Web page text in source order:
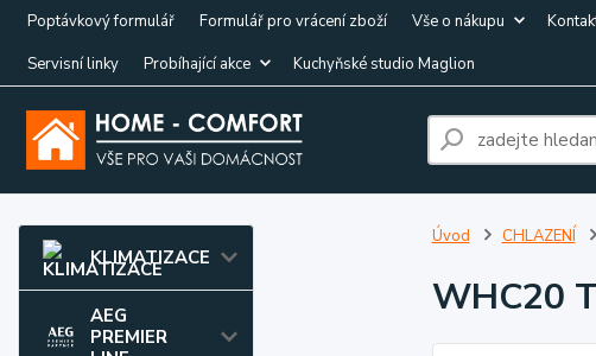
Poptávkový formulář Formulář pro vrácení zboží Vše o nákupu
Servisní linky
Probíhající akce Kuchyňské studio Maglion
KLIMATIZACE
AEG
PREMIER
Úvod CHLAZENÍ
WHC20